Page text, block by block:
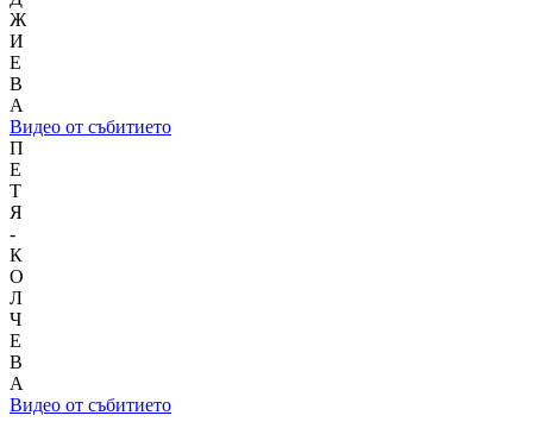
Ж
И
Е
В
А
Видео от събитието
П
Е
Т
Я
-
К
О
Л
Ч
Е
В
А
Видео от събитието